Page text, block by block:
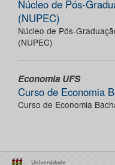
Núcleo de Pós-
(NUPEC)
Núcleo de Pós-
(NUPEC)
Economia UFS
Curso de Economia
Curso de Economia